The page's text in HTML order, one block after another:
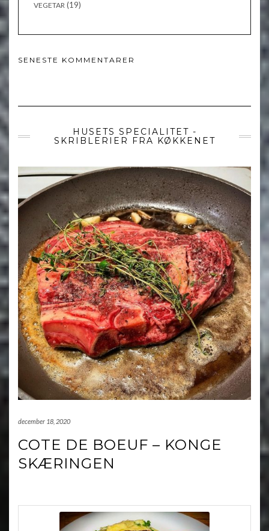
VEGETAR (19)
SENESTE KOMMENTARER
HUSETS SPECIALITET -
SKRIBLERIER FRA KØKKENET
december 18, 2020
COTE DE BOEUF – KONGE
SKÆRINGEN